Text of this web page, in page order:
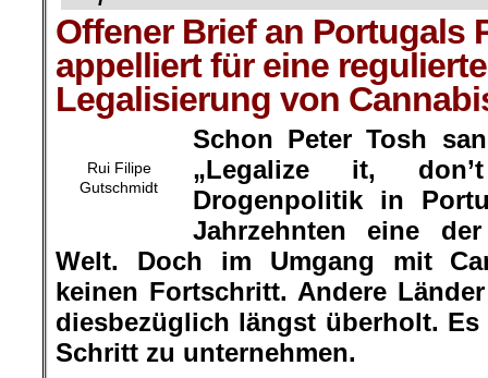
Offener Brief an Portugals
appelliert für eine regulierte
Legalisierung von
Rui Filipe
Gutschmidt
Schon Peter Tosh
„Legalize it,
Drogenpolitik in
Jahrzehnten eine
Welt. Doch im Umgang mit
keinen Fortschritt. Andere
diesbezüglich längst überholt.
Schritt zu unternehmen.